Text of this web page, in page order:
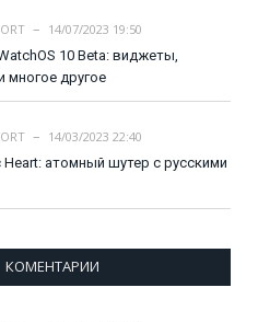
14/07/2023 19:50
10 Beta: виджеты,
многое другое
14/03/2023 22:40
атомный шутер с русскими
КОМЕНТАРИИ